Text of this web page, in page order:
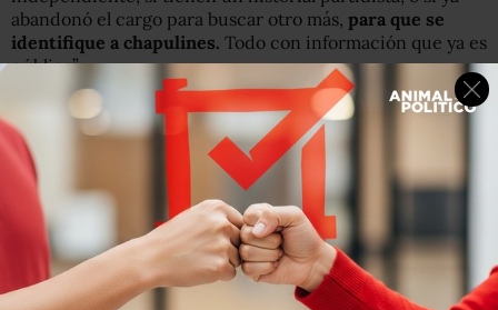
abandonó el cargo para buscar otro más, para que se
identifique a chapulines. Todo con información que ya es
pública”.
Sin perder de vista además las redes políticas que
soportan a los aspirantes, porque, como dice Juan
Manuel, eso es lo que afecta sus decisiones como
servidores públicos “dependiendo de qué grupo lleguen,
del lado político y del lado económico, es lo que define
hacía donde van a llevar sus acciones que favorecen a
esos grupos generalmente en contra del interés general
de los ciudadanos”.